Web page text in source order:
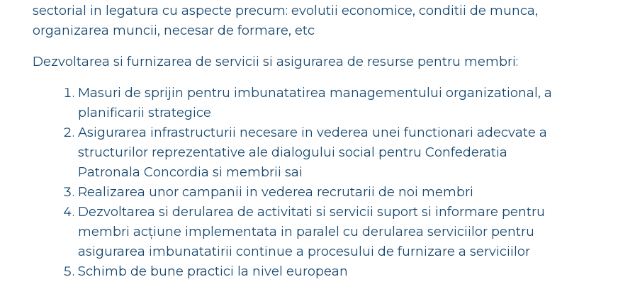
sectorial in legatura cu aspecte precum: evolutii economice, conditii de munca,
organizarea muncii, necesar de formare, etc
Dezvoltarea si furnizarea de servicii si asigurarea de resurse pentru membri:
Masuri de sprijin pentru imbunatatirea managementului organizational, a
planificarii strategice
Asigurarea infrastructurii necesare in vederea unei functionari adecvate a
structurilor reprezentative ale dialogului social pentru Confederatia
Patronala Concordia si membrii sai
Realizarea unor campanii in vederea recrutarii de noi membri
Dezvoltarea si derularea de activitati si servicii suport si informare pentru
membri acțiune implementata in paralel cu derularea serviciilor pentru
asigurarea imbunatatirii continue a procesului de furnizare a serviciilor
Schimb de bune practici la nivel european